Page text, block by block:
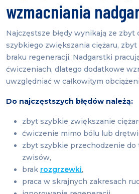
wzmacniania
Najczęstsze błędy wynikają ze zbyt
szybkiego zwiększania ciężaru,
braku regeneracji. Nadgarstki
ćwiczeniach, dlatego dodatkowe
uwzględniać w całkowitym
Do najczęstszych błędów należą:
zbyt szybkie zwiększanie
ćwiczenie mimo bólu lub
zbyt szybkie przechodzenie
zwisów,
brak rozgrzewki,
praca w skrajnych zakresach